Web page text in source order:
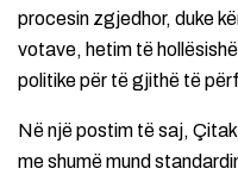
procesin zgjedhor, duke
votave, hetim të
politike për të gjithë të
Në një postim të saj,
me shumë mund